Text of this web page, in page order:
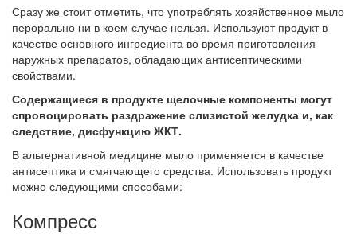
Сразу же стоит отметить, что употреблять хозяйственное мыло
перорально ни в коем случае нельзя. Используют продукт в
качестве основного ингредиента во время приготовления
наружных препаратов, обладающих антисептическими
свойствами.
Содержащиеся в продукте щелочные компоненты могут
спровоцировать раздражение слизистой желудка и, как
следствие, дисфункцию ЖКТ.
В альтернативной медицине мыло применяется в качестве
антисептика и смягчающего средства. Использовать продукт
можно следующими способами:
Компресс